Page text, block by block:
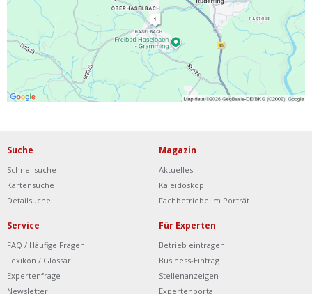
Kostenlos eintragen
Werkstatt Login
Suche
Schnellsuche
Kartensuche
Detailsuche
Magazin
Aktuelles
Kaleidoskop
Fachbetriebe im Porträt
Service
FAQ / Häufige Fragen
Lexikon / Glossar
Expertenfrage
Newsletter
Für Experten
Betrieb eintragen
Business-Eintrag
Stellenanzeigen
Expertenportal